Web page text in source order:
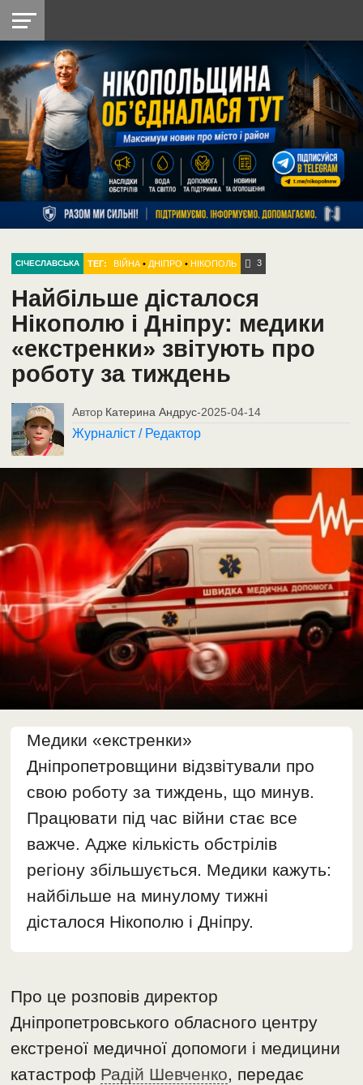
НІКОПОЛЬ
РАЙОН
СІЧЕСЛАВСЬКА
УКРАЇНА
РЕТРО
НІКОПОЛЬ
ЛАЙТ
УКРАЇНА
ДОПОМОГА
РАДІО
СІЧЕСЛАВСЬКА ТЕГ: ВІЙНА • ДНІПРО •НІКОПОЛЬ 3
Найбільше дісталося
Нікополю і Дніпру: медики
«екстренки» звітують про
роботу за тиждень
Автор Катерина Андрус-2025-04-14
Журналіст / Редактор
Медики «екстренки»
Дніпропетровщини відзвітували про
свою роботу за тиждень, що минув.
Працювати під час війни стає все
важче. Адже кількість обстрілів
регіону збільшується. Медики кажуть:
найбільше на минулому тижні
дісталося Нікополю і Дніпру.
Про це розповів директор
Дніпропетровського обласного центру
екстреної медичної допомоги і медицини
катастроф Радій Шевченко, передає